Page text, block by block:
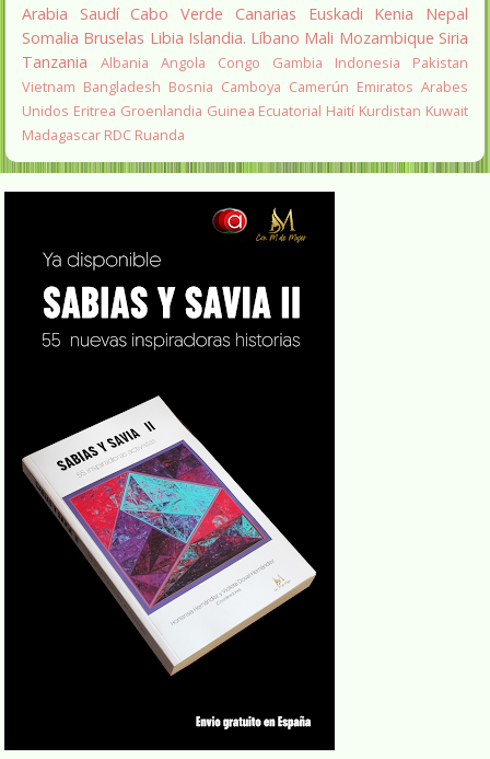
Arabia Saudí Cabo Verde Canarias Euskadi Kenia
Nepal
Somalia Bruselas Libia Islandia. Líbano Mali Mozambique Siria
Tanzania
Albania Angola Congo Gambia Indonesia
Pakistan
Vietnam Bangladesh Bosnia Camboya Camerún Emiratos Arabes
Unidos Eritrea Groenlandia Guinea Ecuatorial Haití Kurdistan Kuwait
Madagascar RDC Ruanda